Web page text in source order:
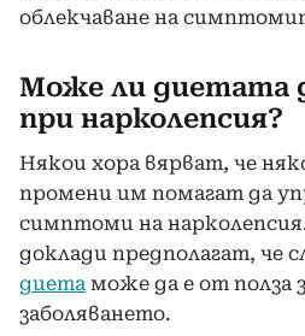
облекчаване на
Може ли диетата
при нарколепсия?
Някои хора вярват, че
промени им помагат да
симптоми на
доклади предполагат, че
диета може да е от полза
заболяването.